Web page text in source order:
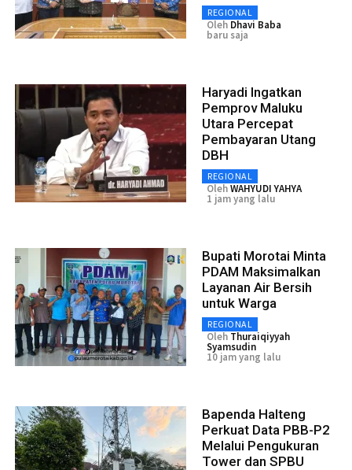
REGIONAL
Oleh Dhavi Baba
baru saja
Haryadi Ingatkan
Pemprov Maluku
Utara Percepat
Pembayaran Utang
DBH
REGIONAL
OlehWAHYUDI YAHYA
1 jam yang lalu
Bupati Morotai Minta
PDAM Maksimalkan
Layanan Air Bersih
untuk Warga
REGIONAL
Oleh Thuraiqiyyah
Syamsudin
10 jam yang lalu
Bapenda Halteng
Perkuat Data PBB-P2
Melalui Pengukuran
Tower dan SPBU